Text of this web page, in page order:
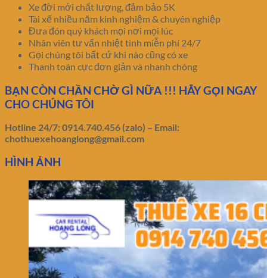
Xe đời mới chất lượng, đảm bảo 5K
Tài xế nhiều năm kinh nghiệm & chuyên nghiệp
Đưa đón quý khách mọi nơi mọi lúc
Nhân viên tư vấn nhiệt tình miễn phí 24/7
Gọi chúng tôi bất cứ khi nào cũng có xe
Thanh toán cực đơn giản và nhanh chóng
BẠN CÒN CHẦN CHỜ GÌ NỮA !!! HÃY GỌI NGAY
CHO CHÚNG TÔI
Hotline 24/7: 0914.740.456 (zalo) – Email:
chothuexehoanglong@gmail.com
HÌNH ẢNH